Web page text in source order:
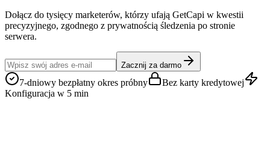
Dołącz do tysięcy marketerów, którzy ufają GetCapi w kwestii
precyzyjnego, zgodnego z prywatnością śledzenia po stronie
serwera.
Zacznij za darmo
7-dniowy bezpłatny okres próbny
Bez karty kredytowej
Konfiguracja w 5 min